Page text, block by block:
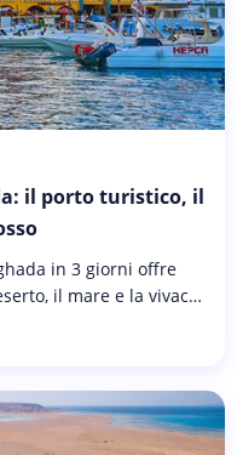
il porto turistico, il
in 3 giorni offre
il mare e la vivace